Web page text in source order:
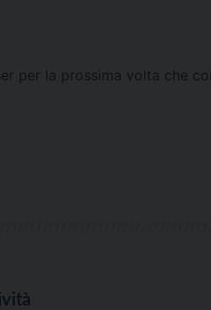
per la prossima volta che